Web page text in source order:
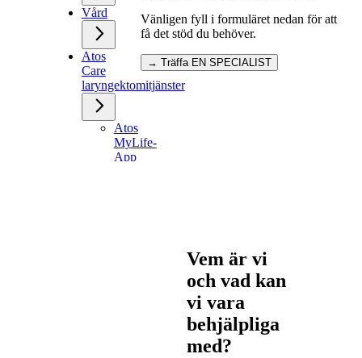
Vård
Atos
Care
laryngektomitjänster
Atos
MyLife-
App
Vänligen fyll i formuläret nedan för att
få det stöd du behöver.
→ Träffa EN SPECIALIST
Vem är vi
och vad kan
vi vara
behjälpliga
med?